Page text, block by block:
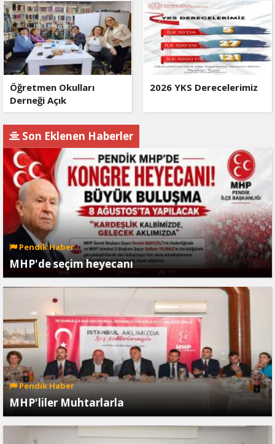
Öğretmen Okulları
Derneği Açık
2026 YKS Derecelerimiz
Son Eklenen Haberler
Pendik Haber
MHP'de seçim heyecanı
Pendik Haber
MHP'liler Muhtarlarla